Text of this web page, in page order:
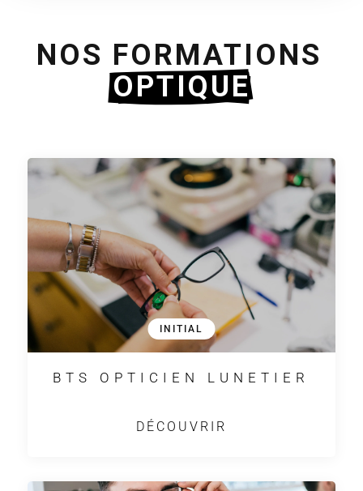
OPTIQUE
INITIAL
BTS OPTICIEN LUNETIER
DÉCOUVRIR